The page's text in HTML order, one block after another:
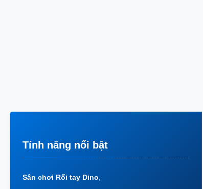
Tính năng nổi bật
Sân chơi Rối tay Dino,